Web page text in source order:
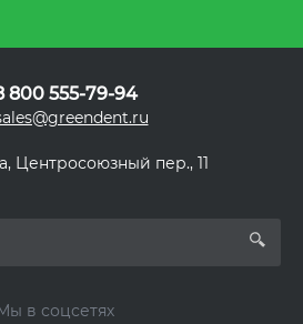
800 555-79-94
Центросоюзный пер., 11
в соцсетях